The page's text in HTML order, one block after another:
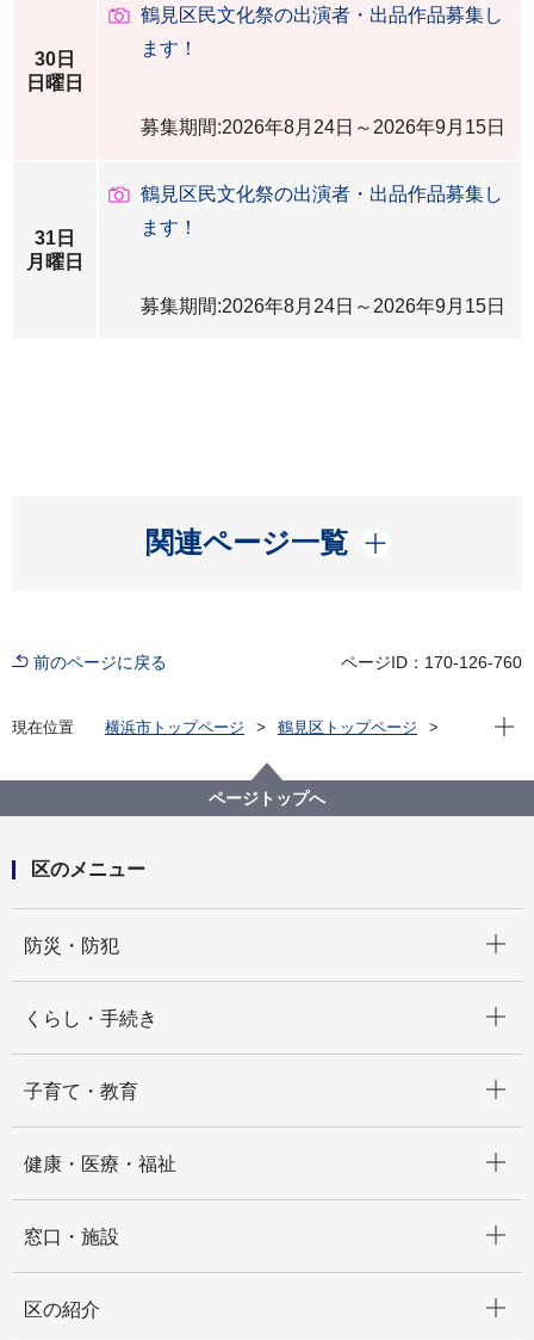
30日
日曜日
鶴見区民文化祭の出演者・出品作品募集し
ます！
募集期間:2026年8月24日～2026年9月15日
31日
月曜日
鶴見区民文化祭の出演者・出品作品募集し
ます！
募集期間:2026年8月24日～2026年9月15日
関連ページ一覧
開く
前のページに戻る ページID：170-126-760
現在位置 横浜市トップページ
鶴見区トップページ
現在
ページトップへ
区のメニュー
防災・防犯
くらし・手続き
子育て・教育
健康・医療・福祉
窓口・施設
区の紹介